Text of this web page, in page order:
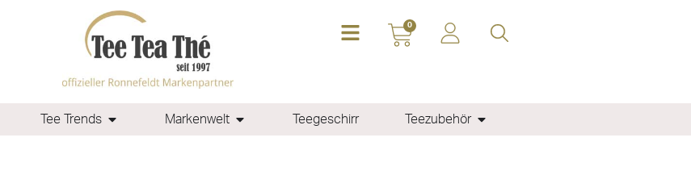
0
Tee Trends Markenwelt Teegeschirr Teezubehör